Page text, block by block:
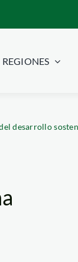
REGIONES
desarrollo